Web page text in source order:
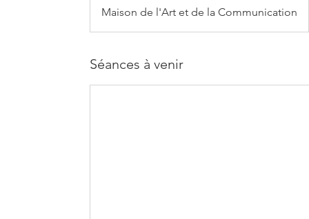
Maison de l'Art et de la Communication
Séances à venir